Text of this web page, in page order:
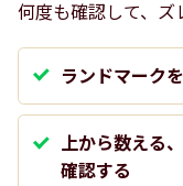
何度も確認して、ズ
ランドマーク
上から数える
確認する